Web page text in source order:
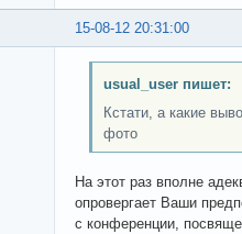
15-08-12 20:31:00
usual_user пишет:
Кстати, а какие
фото
На этот раз вполне
опровергает Ваши
с конференции,